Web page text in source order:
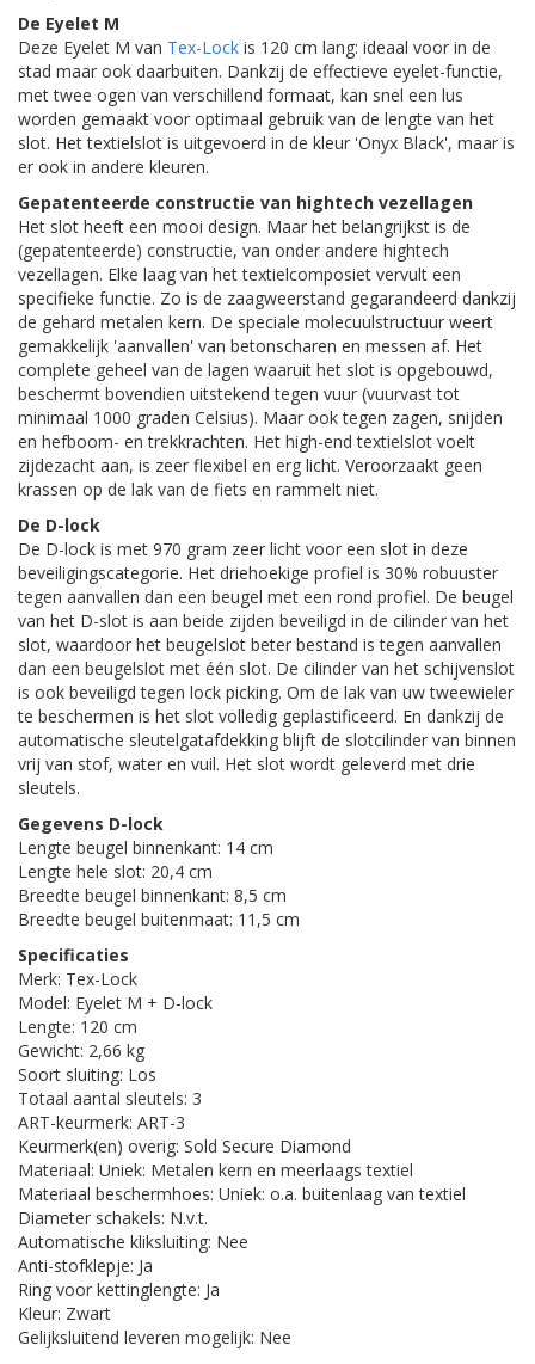
De Eyelet M
Deze Eyelet M van Tex-Lock is 120 cm lang: ideaal voor in de
stad maar ook daarbuiten. Dankzij de effectieve eyelet-functie,
met twee ogen van verschillend formaat, kan snel een lus
worden gemaakt voor optimaal gebruik van de lengte van het
slot. Het textielslot is uitgevoerd in de kleur 'Onyx Black', maar is
er ook in andere kleuren.
Gepatenteerde constructie van hightech vezellagen
Het slot heeft een mooi design. Maar het belangrijkst is de
(gepatenteerde) constructie, van onder andere hightech
vezellagen. Elke laag van het textielcomposiet vervult een
specifieke functie. Zo is de zaagweerstand gegarandeerd dankzij
de gehard metalen kern. De speciale molecuulstructuur weert
gemakkelijk 'aanvallen' van betonscharen en messen af. Het
complete geheel van de lagen waaruit het slot is opgebouwd,
beschermt bovendien uitstekend tegen vuur (vuurvast tot
minimaal 1000 graden Celsius). Maar ook tegen zagen, snijden
en hefboom- en trekkrachten. Het high-end textielslot voelt
zijdezacht aan, is zeer flexibel en erg licht. Veroorzaakt geen
krassen op de lak van de fiets en rammelt niet.
De D-lock
De D-lock is met 970 gram zeer licht voor een slot in deze
beveiligingscategorie. Het driehoekige profiel is 30% robuuster
tegen aanvallen dan een beugel met een rond profiel. De beugel
van het D-slot is aan beide zijden beveiligd in de cilinder van het
slot, waardoor het beugelslot beter bestand is tegen aanvallen
dan een beugelslot met één slot. De cilinder van het schijvenslot
is ook beveiligd tegen lock picking. Om de lak van uw tweewieler
te beschermen is het slot volledig geplastificeerd. En dankzij de
automatische sleutelgatafdekking blijft de slotcilinder van binnen
vrij van stof, water en vuil. Het slot wordt geleverd met drie
sleutels.
Gegevens D-lock
Lengte beugel binnenkant: 14 cm
Lengte hele slot: 20,4 cm
Breedte beugel binnenkant: 8,5 cm
Breedte beugel buitenmaat: 11,5 cm
Specificaties
Merk: Tex-Lock
Model: Eyelet M + D-lock
Lengte: 120 cm
Gewicht: 2,66 kg
Soort sluiting: Los
Totaal aantal sleutels: 3
ART-keurmerk: ART-3
Keurmerk(en) overig: Sold Secure Diamond
Materiaal: Uniek: Metalen kern en meerlaags textiel
Materiaal beschermhoes: Uniek: o.a. buitenlaag van textiel
Diameter schakels: N.v.t.
Automatische kliksluiting: Nee
Anti-stofklepje: Ja
Ring voor kettinglengte: Ja
Kleur: Zwart
Gelijksluitend leveren mogelijk: Nee